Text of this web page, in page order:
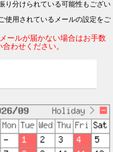
り分けられている可能性もござい
使用されているメールの設定をご
ールが届かない場合はお手数
わせください。